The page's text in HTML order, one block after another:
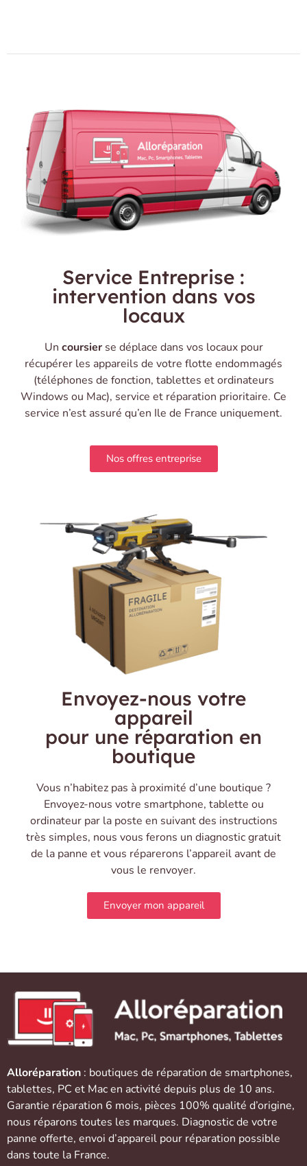
Service Entreprise :
intervention dans vos
locaux
Un coursierse déplace dans vos locaux pour
récupérer les appareils de votre flotte endommagés
(téléphones de fonction, tablettes et ordinateurs
Windows ou Mac), service et réparation prioritaire. Ce
service n’est assuré qu’en Ile de France uniquement.
Nos offres entreprise
Envoyez-nous votre
appareil
pour une réparation en
boutique
Vous n’habitez pas à proximité d’une boutique ?
Envoyez-nous votre smartphone, tablette ou
ordinateur par la poste en suivant des instructions
très simples, nous vous ferons un diagnostic gratuit
de la panne et vous réparerons l’appareil avant de
vous le renvoyer.
Envoyer mon appareil
Alloréparation : boutiques de réparation de smartphones,
tablettes, PC et Macen activité depuis plus de 10 ans.
Garantie réparation 6 mois, pièces 100% qualité d’origine,
nous réparons toutes les marques. Diagnostic de votre
panne offerte, envoi d’appareil pour réparation possible
dans toute la France.